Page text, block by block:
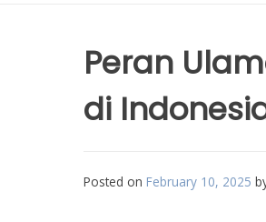
Peran
di
Posted on February 10, 2025